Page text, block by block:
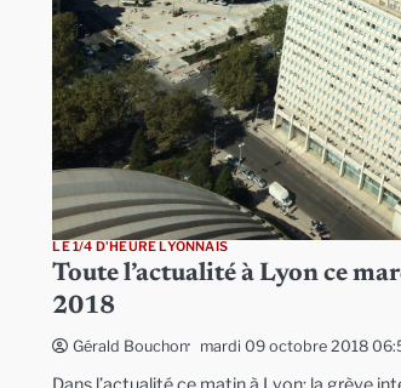
LE 1/4 D'HEURE LYONNAIS
Toute l’actualité à Lyon ce
2018
Gérald Bouchon mardi 09 octobre 2018